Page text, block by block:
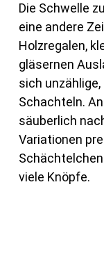
Die Schwelle
eine andere
Holzregalen,
gläsernen
sich
Schachteln.
säuberlich
Variationen
viele Knöpfe.